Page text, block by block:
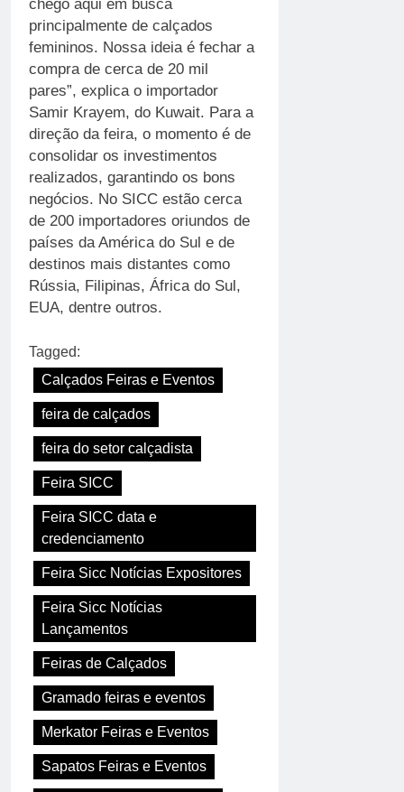
chego aqui em busca
principalmente de calçados
femininos. Nossa ideia é fechar a
compra de cerca de 20 mil
pares”, explica o importador
Samir Krayem, do Kuwait. Para a
direção da feira, o momento é de
consolidar os investimentos
realizados, garantindo os bons
negócios. No SICC estão cerca
de 200 importadores oriundos de
países da América do Sul e de
destinos mais distantes como
Rússia, Filipinas, África do Sul,
EUA, dentre outros.
Tagged:
Calçados Feiras e Eventos
feira de calçados
feira do setor calçadista
Feira SICC
Feira SICC data e
credenciamento
Feira Sicc Notícias Expositores
Feira Sicc Notícias
Lançamentos
Feiras de Calçados
Gramado feiras e eventos
Merkator Feiras e Eventos
Sapatos Feiras e Eventos